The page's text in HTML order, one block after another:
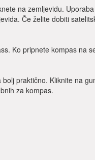
na zemljevidu.
Če želite dobiti
Ko pripnete kompas na
praktično. Kliknite na
za kompas.